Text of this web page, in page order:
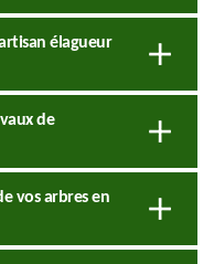
élagueur
de
vos arbres en